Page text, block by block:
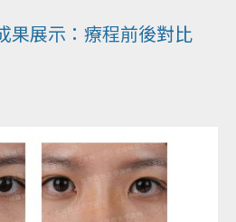
果展示：療程前後對比